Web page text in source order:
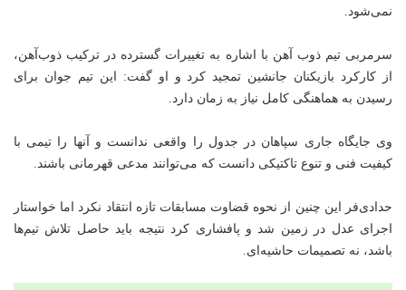
نمی‌شود.
سرمربی تیم ذوب آهن با اشاره به تغییرات گسترده در ترکیب ذوب‌آهن،
از کارکرد بازیکنان جانشین تمجید کرد و او گفت: این تیم جوان برای
رسیدن به هماهنگی کامل نیاز به زمان دارد.
وی جایگاه جاری سپاهان در جدول را واقعی ندانست و آنها را تیمی با
کیفیت فنی و تنوع تاکتیکی دانست که می‌توانند مدعی قهرمانی باشند.
حدادی‌فر این چنین از نحوه قضاوت مسابقات تازه انتقاد نکرد اما خواستار
اجرای عدل در زمین شد و پافشاری کرد نتیجه باید حاصل تلاش تیم‌ها
باشد، نه تصمیمات حاشیه‌ای.